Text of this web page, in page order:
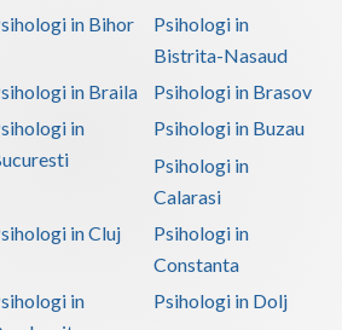
in Bihor
Psihologi in
Bistrita-Nasaud
in Braila
Psihologi in Brasov
in
Psihologi in Buzau
Psihologi in
Calarasi
in Cluj
Psihologi in
Constanta
in
Psihologi in Dolj